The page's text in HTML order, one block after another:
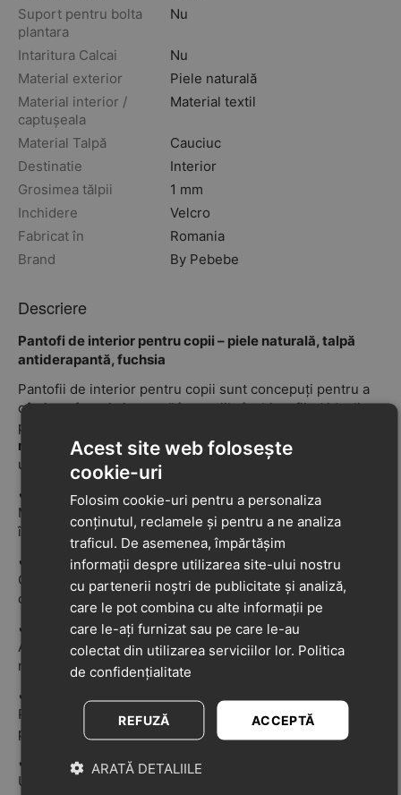
Suport pentru bolta
plantara
Nu
Intaritura Calcai
Nu
Material exterior
Piele naturală
Material interior /
captușeala
Material textil
Material Talpă
Cauciuc
Destinatie
Interior
Grosimea tălpii
1 mm
Inchidere
Velcro
Fabricat în
Romania
Brand
By Pebebe
Descriere
Pantofi de interior pentru copii – piele naturală, talpă
antiderapantă, fuchsia
Pantofii de interior pentru copii sunt concepuți pentru a
oferi confort și siguranță în spațiile închise, fiind ideali
pentru grădiniță, școală sau acasă. Realizați din
naturală, aceștia asigură respirabilitate și durabilitate în
utilizarea zilnică.
✔
Exterior din piele naturală
Material flexibil și respirabil, potrivit pentru purtare
îndelungată.
✔
Căptușeală textilă
Oferă confort sporit și permite circulația aerului,
contribuind la menținerea piciorului uscat.
✔
Talpă din cauciuc antiderapant
Asigură aderență bună pe suprafețe netede, reducând
riscul de alunecare.
✔
Permite mișcarea naturală a piciorului și confort pe tot
parcursul zilei.
✔
Design practic pentru interior
Ușor de încălțat și adaptat activităților zilnice.
Acest site web folosește
cookie-uri
Folosim cookie-uri pentru a personaliza
conținutul, reclamele și pentru a ne analiza
traficul. De asemenea, împărtășim
informații despre utilizarea site-ului nostru
cu partenerii noștri de publicitate și analiză,
care le pot combina cu alte informații pe
care le-ați furnizat sau pe care le-au
colectat din utilizarea serviciilor lor. Politica
de confidențialitate
ACCEPTĂ
REFUZĂ
ARATĂ DETALIILE